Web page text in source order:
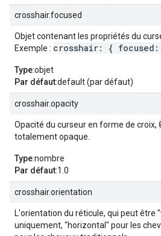
crosshair.focused
Objet contenant les propriétés du
Exemple : crosshair: {
Type:objet
Par défaut:default (par défaut)
crosshair.opacity
Opacité du curseur en forme de croix,
totalement opaque.
Type:nombre
Par défaut:1.0
crosshair.orientation
L'orientation du réticule, qui peut être
uniquement, "horizontal" pour les